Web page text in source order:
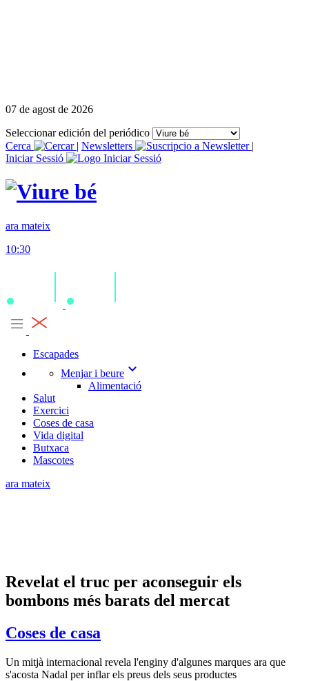
07 de agost de 2026
Seleccionar edición del periódico
Cerca
| Newsletters
|
Iniciar Sessió
ara mateix
10:30
Escapades
Menjar i beure expand_more
Alimentació
Salut
Exercici
Coses de casa
Vida digital
Butxaca
Mascotes
ara mateix
Revelat el truc per aconseguir els
bombons més barats del mercat
Coses de casa
Un mitjà internacional revela l'enginy d'algunes marques ara que
s'acosta Nadal per inflar els preus dels seus productes